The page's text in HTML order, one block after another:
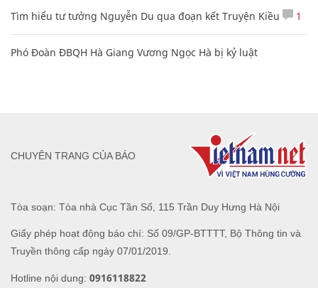
Tìm hiểu tư tưởng Nguyễn Du qua đoạn kết Truyện Kiều 1
Phó Đoàn ĐBQH Hà Giang Vương Ngọc Hà bị kỷ luật
Tòa soạn: Tòa nhà Cục Tần Số, 115 Trần Duy Hưng Hà Nội
Giấy phép hoạt động báo chí: Số 09/GP-BTTTT, Bộ Thông tin và
Truyền thông cấp ngày 07/01/2019.
Hotline nội dung: 0916118822
CHUYÊN TRANG CỦA BÁO